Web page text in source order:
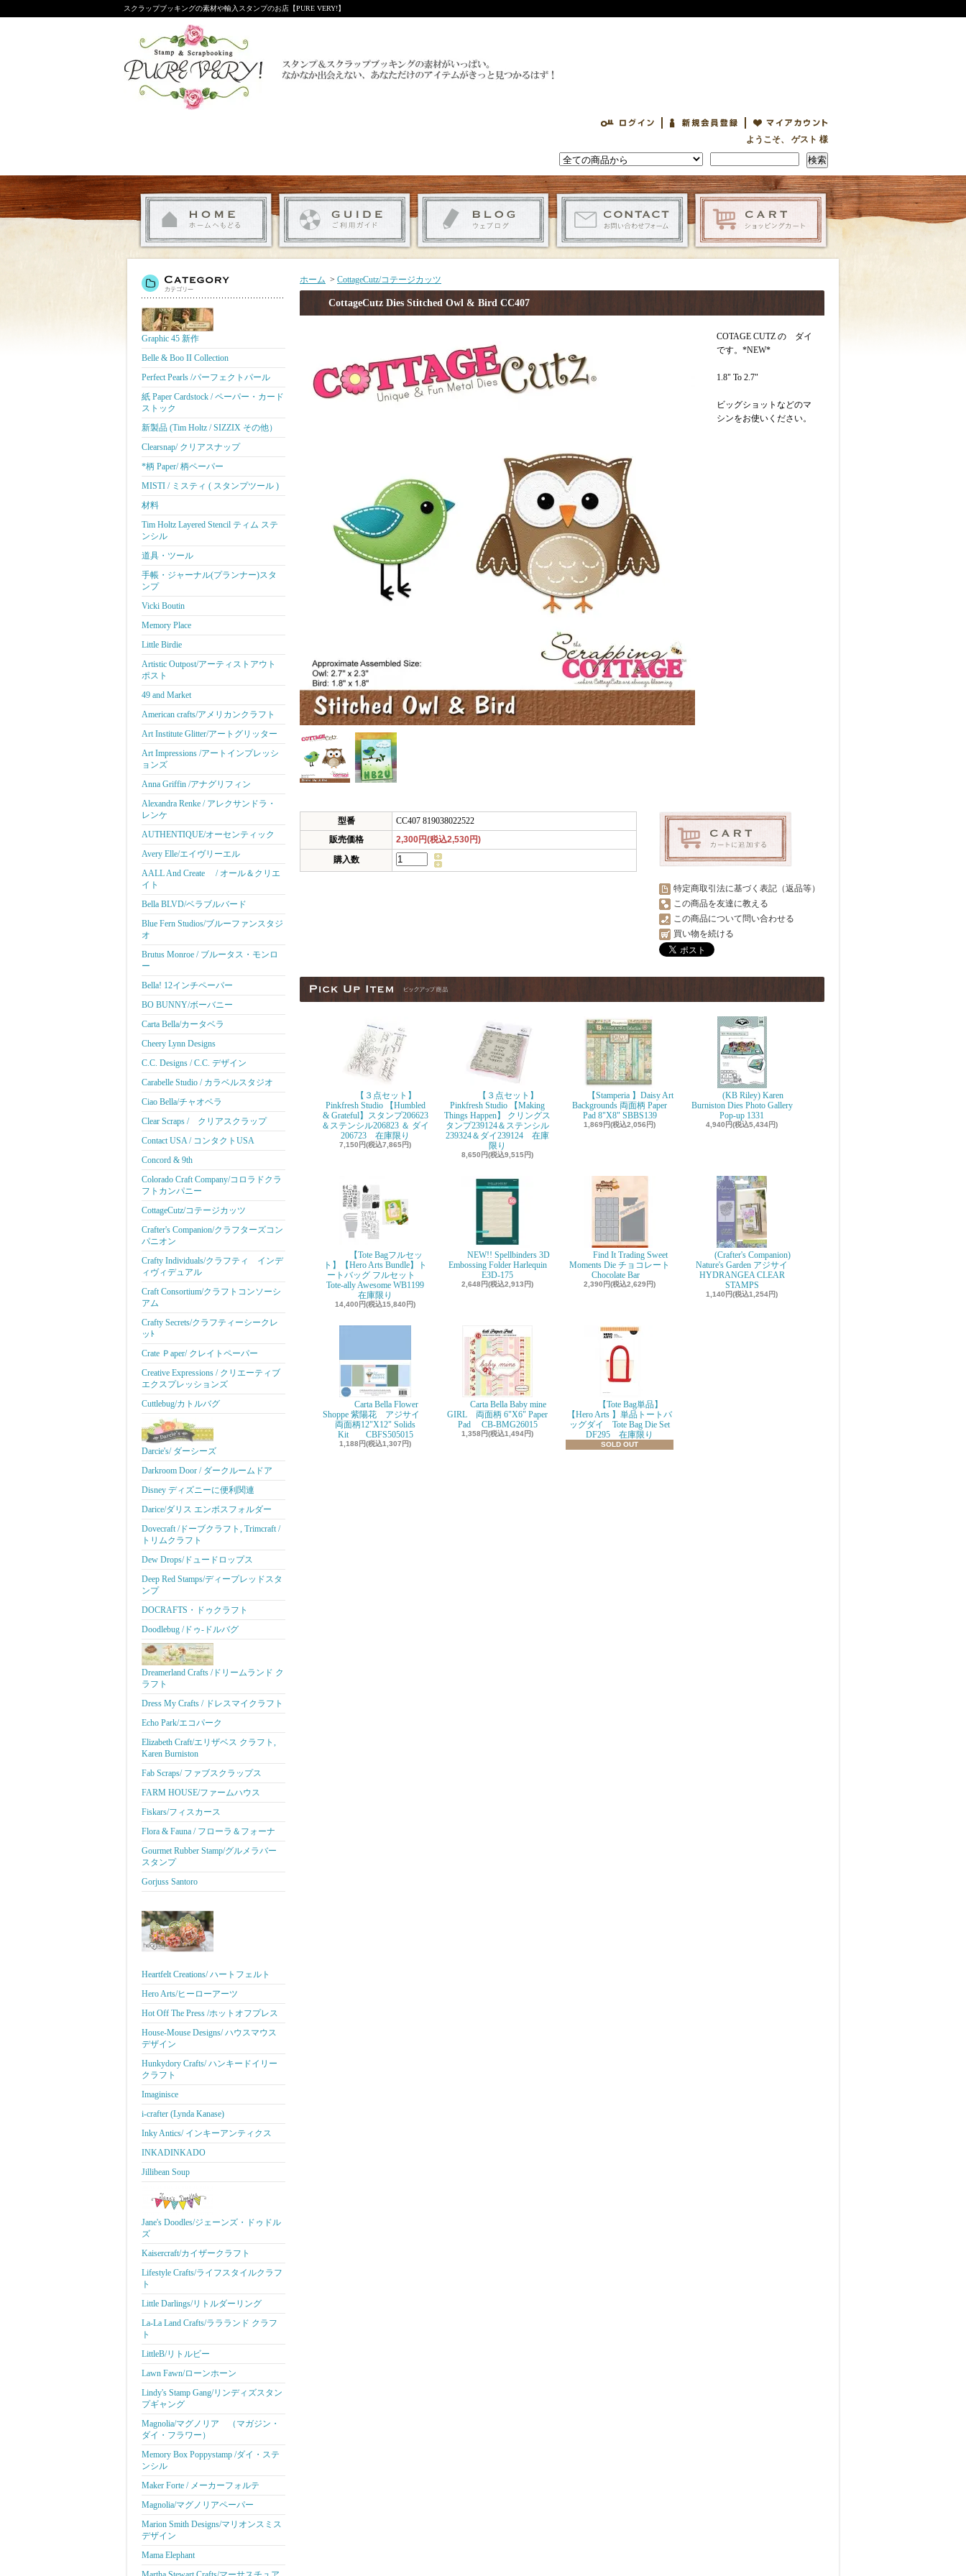
スクラップブッキングの素材や輸入スタンプのお店【PURE VERY!】
ようこそ、 ゲスト 様
検索
Graphic 45 新作
Belle & Boo II Collection
Perfect Pearls /パーフェクトパール
紙 Paper Cardstock / ペーパー・カード
ストック
新製品 (Tim Holtz / SIZZIX その他）
Clearsnap/ クリアスナップ
*柄 Paper/ 柄ペーパー
MISTI / ミスティ ( スタンプツール )
材料
Tim Holtz Layered Stencil ティム ステ
ンシル
道具・ツール
手帳・ジャーナル(プランナー)スタ
ンプ
Vicki Boutin
Memory Place
Little Birdie
Artistic Outpost/アーティストアウト
ポスト
49 and Market
American crafts/アメリカンクラフト
Art Institute Glitter/アートグリッター
Art Impressions /アートインプレッシ
ョンズ
Anna Griffin /アナグリフィン
Alexandra Renke / アレクサンドラ・
レンケ
AUTHENTIQUE/オーセンティック
Avery Elle/エイヴリーエル
AALL And Create / オール＆クリエ
イト
Bella BLVD/ベラブルバード
Blue Fern Studios/ブルーファンスタジ
オ
Brutus Monroe / ブルータス・モンロ
ー
Bella! 12インチペーパー
BO BUNNY/ボーバニー
Carta Bella/カータベラ
Cheery Lynn Designs
C.C. Designs / C.C. デザイン
Carabelle Studio / カラベルスタジオ
Ciao Bella/チャオベラ
Clear Scraps / クリアスクラップ
Contact USA / コンタクトUSA
Concord & 9th
Colorado Craft Company/コロラドクラ
フトカンパニー
CottageCutz/コテージカッツ
Crafter's Companion/クラフターズコン
パニオン
Crafty Individuals/クラフティ インデ
ィヴィデュアル
Craft Consortium/クラフトコンソーシ
アム
Crafty Secrets/クラフティーシークレ
ッﾄ
Crate Ｐaper/ クレイトペーパー
Creative Expressions / クリエーティブ
エクスプレッションズ
Cuttlebug/カトルバグ
Darcie's/ ダーシーズ
Darkroom Door / ダークルームドア
Disney ディズニーに便利関連
Darice/ダリス エンボスフォルダー
Dovecraft /ドーブクラフト, Trimcraft /
トリムクラフト
Dew Drops/ドュードロップス
Deep Red Stamps/ディープレッドスタ
ンプ
DOCRAFTS・ドゥクラフト
Doodlebug /ドゥ-ドルバグ
Dreamerland Crafts /ドリームランド ク
ラフト
Dress My Crafts / ドレスマイクラフト
Echo Park/エコパーク
Elizabeth Craft/エリザベス クラフト,
Karen Burniston
Fab Scraps/ ファブスクラップス
FARM HOUSE/ファームハウス
Fiskars/フィスカース
Flora & Fauna / フローラ＆フォーナ
Gourmet Rubber Stamp/グルメラバー
スタンプ
Gorjuss Santoro
Heartfelt Creations/ ハートフェルト
Hero Arts/ヒーローアーツ
Hot Off The Press /ホットオフプレス
House-Mouse Designs/ ハウスマウス
デザイン
Hunkydory Crafts/ ハンキードイリー
クラフト
Imaginisce
i-crafter (Lynda Kanase)
Inky Antics/ インキーアンティクス
INKADINKADO
Jillibean Soup
Jane's Doodles/ジェーンズ・ドゥドル
ズ
Kaisercraft/カイザークラフト
Lifestyle Crafts/ライフスタイルクラフ
ト
Little Darlings/リトルダーリング
La-La Land Crafts/ララランド クラフ
ト
LittleB/リトルビー
Lawn Fawn/ローンホーン
Lindy's Stamp Gang/リンディズスタン
プギャング
Magnolia/マグノリア （マガジン・
ダイ・フラワー）
Memory Box Poppystamp /ダイ・ステ
ンシル
Maker Forte / メーカーフォルテ
Magnolia/マグノリアペーパー
Marion Smith Designs/マリオンスミス
デザイン
Mama Elephant
ホーム > CottageCutz/コテージカッツ
CottageCutz Dies Stitched Owl & Bird CC407
COTAGE CUTZ の ダイ
です。*NEW*
1.8" To 2.7"
ビッグショットなどのマ
シンをお使いください。
型番
CC407 819038022522
販売価格
2,300円(税込2,530円)
購入数
特定商取引法に基づく表記（返品等）
この商品を友達に教える
この商品について問い合わせる
買い物を続ける
【３点セット】
Pinkfresh Studio 【Humbled
& Grateful】スタンプ206623
＆ステンシル206823 ＆ ダイ
206723 在庫限り
7,150円(税込7,865円)
【３点セット】
Pinkfresh Studio 【Making
Things Happen】 クリングス
タンプ239124＆ステンシル
239324＆ダイ239124 在庫
限り
8,650円(税込9,515円)
【Stamperia 】Daisy Art
Backgrounds 両面柄 Paper
Pad 8"X8" SBBS139
1,869円(税込2,056円)
(KB Riley) Karen
Burniston Dies Photo Gallery
Pop-up 1331
4,940円(税込5,434円)
【Tote Bagフルセッ
ト】【Hero Arts Bundle】ト
ートバッグ フルセット
Tote-ally Awesome WB1199
在庫限り
14,400円(税込15,840円)
NEW!! Spellbinders 3D
Embossing Folder Harlequin
E3D-175
2,648円(税込2,913円)
Find It Trading Sweet
Moments Die チョコレート
Chocolate Bar
2,390円(税込2,629円)
(Crafter's Companion)
Nature's Garden アジサイ
HYDRANGEA CLEAR
STAMPS
1,140円(税込1,254円)
Carta Bella Flower
Shoppe 紫陽花 アジサイ
両面柄12"X12" Solids
Kit CBFS505015
1,188円(税込1,307円)
Carta Bella Baby mine
GIRL 両面柄 6"X6" Paper
Pad CB-BMG26015
1,358円(税込1,494円)
【Tote Bag単品】
【Hero Arts 】単品トートバ
ッグダイ Tote Bag Die Set
DF295 在庫限り
SOLD OUT